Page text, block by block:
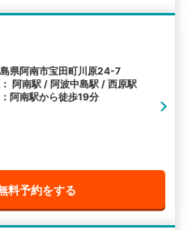
県阿南市宝田町川原24-7
阿南駅 / 阿波中島駅 / 西原駅
阿南駅から徒歩19分
料予約をする